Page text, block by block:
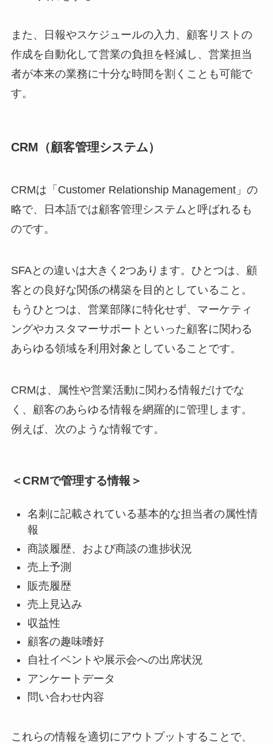
また、日報やスケジュールの入力、顧客リストの
作成を自動化して営業の負担を軽減し、営業担当
者が本来の業務に十分な時間を割くことも可能で
す。
CRM（顧客管理システム）
CRMは「Customer Relationship Management」の
略で、日本語では顧客管理システムと呼ばれるも
のです。
SFAとの違いは大きく2つあります。ひとつは、顧
客との良好な関係の構築を目的としていること。
もうひとつは、営業部隊に特化せず、マーケティ
ングやカスタマーサポートといった顧客に関わる
あらゆる領域を利用対象としていることです。
CRMは、属性や営業活動に関わる情報だけでな
く、顧客のあらゆる情報を網羅的に管理します。
例えば、次のような情報です。
＜CRMで管理する情報＞
名刺に記載されている基本的な担当者の属性情
報
商談履歴、および商談の進捗状況
売上予測
販売履歴
売上見込み
収益性
顧客の趣味嗜好
自社イベントや展示会への出席状況
アンケートデータ
問い合わせ内容
これらの情報を適切にアウトプットすることで、